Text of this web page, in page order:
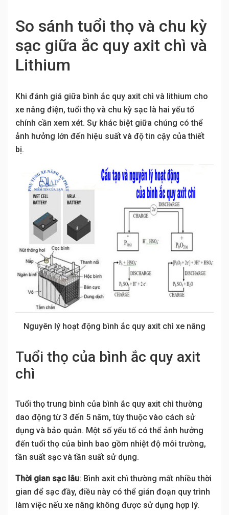
So sánh tuổi thọ và chu kỳ
sạc giữa ắc quy axit chì và
Lithium
Khi đánh giá giữa bình ắc quy axit chì và lithium cho
xe nâng điện, tuổi thọ và chu kỳ sạc là hai yếu tố
chính cần xem xét. Sự khác biệt giữa chúng có thể
ảnh hưởng lớn đến hiệu suất và độ tin cậy của thiết
bị.
Nguyên lý hoạt động bình ắc quy axit chì xe nâng
Tuổi thọ của bình ắc quy axit
chì
Tuổi thọ trung bình của bình ắc quy axit chì thường
dao động từ 3 đến 5 năm, tùy thuộc vào cách sử
dụng và bảo quản. Một số yếu tố có thể ảnh hưởng
đến tuổi thọ của bình bao gồm nhiệt độ môi trường,
tần suất sạc và tần suất sử dụng.
Thời gian sạc lâu: Bình axit chì thường mất nhiều thời
gian để sạc đầy, điều này có thể gián đoạn quy trình
làm việc nếu xe nâng không được sử dụng hợp lý.